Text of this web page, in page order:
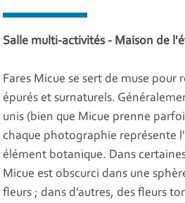
Salle multi-activités - Maison de
Fares Micue se sert de muse pour
épurés et surnaturels.
unis (bien que Micue prenne
chaque photographie représente
élément botanique. Dans
Micue est obscurci dans une
fleurs ; dans d’autres, des fleurs